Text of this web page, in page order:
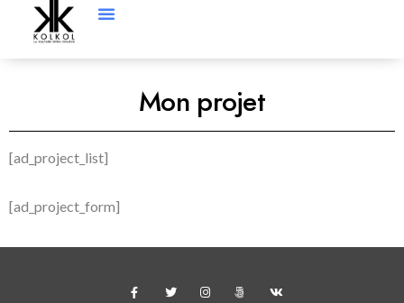
Mon projet
[ad_project_list]
[ad_project_form]